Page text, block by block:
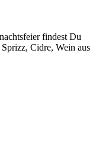
findest Du
Cidre, Wein aus